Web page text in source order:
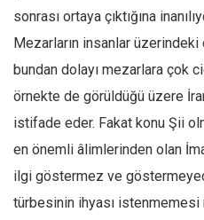
sonrası ortaya çıktığına
Mezarların insanlar
bundan dolayı mezarlara çok
örnekte de görüldüğü üzere
istifade eder. Fakat konu Şii
en önemli âlimlerinden olan
ilgi göstermez ve
türbesinin ihyası